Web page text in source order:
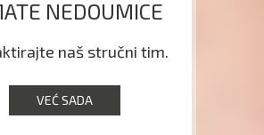
NEDOUMICE
naš stručni tim.
VEĆ SADA